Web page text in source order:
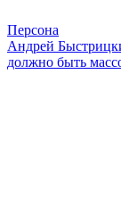
Персона
Андрей
должно быть